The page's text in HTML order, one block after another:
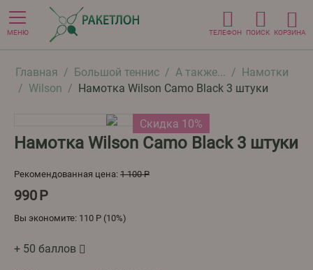
МЕНЮ ТЕЛЕФОН ПОИСК КОРЗИНА
Главная / Большой теннис / А также... / Намотки
/ Wilson / Намотка Wilson Camo Black 3 штуки
Скидка 10%
Намотка Wilson Camo Black 3 штуки
Рекомендованная цена: 1 100 Р
990Р
Вы экономите: 110 Р (10%)
+ 50 баллов